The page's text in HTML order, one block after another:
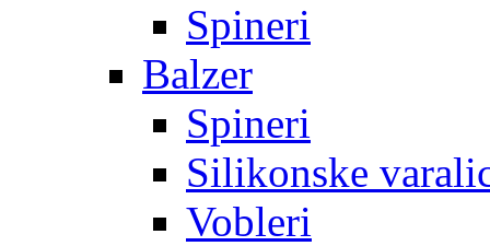
Spineri
Balzer
Spineri
Silikonske
Vobleri